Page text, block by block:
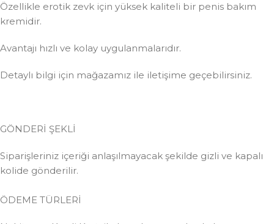
Özellikle erotik zevk için yüksek kaliteli bir penis bakım
kremidir.
Avantajı hızlı ve kolay uygulanmalarıdır.
Detaylı bilgi için mağazamız ile iletişime geçebilirsiniz.
GÖNDERİ ŞEKLİ
Siparişleriniz içeriği anlaşılmayacak şekilde gizli ve kapalı
kolide gönderilir.
ÖDEME TÜRLERİ